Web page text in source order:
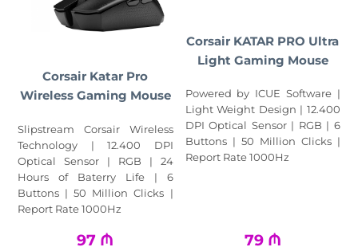
Corsair Katar Pro
Wireless Gaming Mouse
Slipstream Corsair Wireless
Technology | 12.400 DPI
Optical Sensor | RGB | 24
Hours of Baterry Life | 6
Buttons | 50 Million Clicks |
Report Rate 1000Hz
97 ₼
Corsair KATAR PRO Ultra
Light Gaming Mouse
Powered by ICUE Software |
Light Weight Design | 12.400
DPI Optical Sensor | RGB | 6
Buttons | 50 Million Clicks |
Report Rate 1000Hz
79 ₼